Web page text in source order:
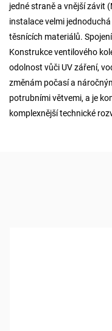
jedné straně a vnější závit
instalace velmi
těsnících materiálů.
Konstrukce ventilového
odolnost vůči UV záření,
změnám počasí a
potrubními větvemi, a je
komplexnější technické